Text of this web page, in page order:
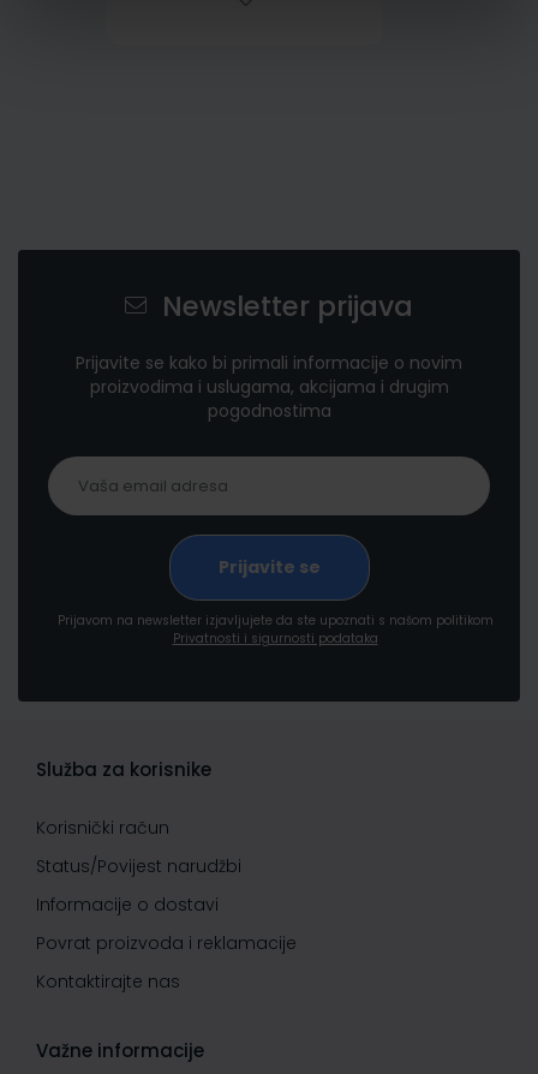
Newsletter prijava
Prijavite se kako bi primali informacije o novim
proizvodima i uslugama, akcijama i drugim
pogodnostima
Prijavom na newsletter izjavljujete da ste upoznati s našom politikom
Privatnosti i sigurnosti podataka
Služba za korisnike
Korisnički račun
Status/Povijest narudžbi
Informacije o dostavi
Povrat proizvoda i reklamacije
Kontaktirajte nas
Važne informacije